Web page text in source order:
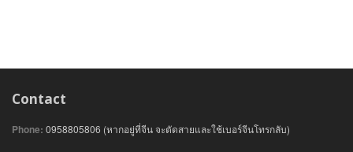
Contact
Phone: 0958805806 (หากอยู่ที่จีน จะตัดสายและใช้เบอร์จีนโทรกลับ)